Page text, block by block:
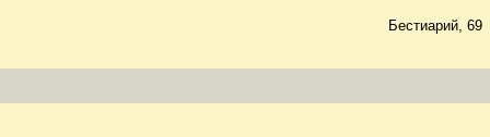
Бестиарий, 69